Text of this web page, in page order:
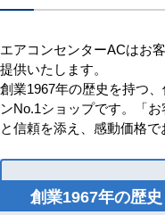
エアコンセンターACはお
提供いたします。
創業1967年の歴史を持つ
ンNo.1ショップです。「
と信頼を添え、感動価格で
創業1967年の歴史